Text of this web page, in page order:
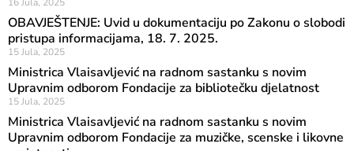
OBAVJEŠTENJE: Uvid u dokumentaciju po Zakonu o slobodi
pristupa informacijama, 18. 7. 2025.
15 Jula, 2025
Ministrica Vlaisavljević na radnom sastanku s novim
Upravnim odborom Fondacije za bibliotečku djelatnost
15 Jula, 2025
Ministrica Vlaisavljević na radnom sastanku s novim
Upravnim odborom Fondacije za muzičke, scenske i likovne